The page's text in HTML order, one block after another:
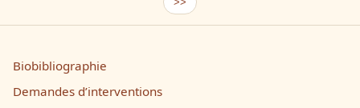
Biobibliographie
Demandes d’interventions